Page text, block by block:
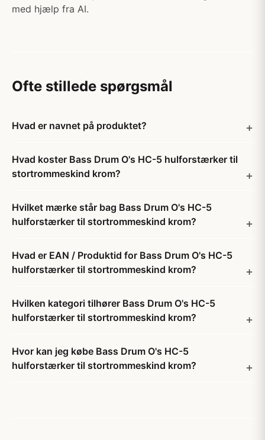
med hjælp fra AI.
Ofte stillede spørgsmål
Hvad er navnet på produktet?
Hvad koster Bass Drum O's HC-5 hulforstærker til
stortrommeskind krom?
Hvilket mærke står bag Bass Drum O's HC-5
hulforstærker til stortrommeskind krom?
Hvad er EAN / Produktid for Bass Drum O's HC-5
hulforstærker til stortrommeskind krom?
Hvilken kategori tilhører Bass Drum O's HC-5
hulforstærker til stortrommeskind krom?
Hvor kan jeg købe Bass Drum O's HC-5
hulforstærker til stortrommeskind krom?